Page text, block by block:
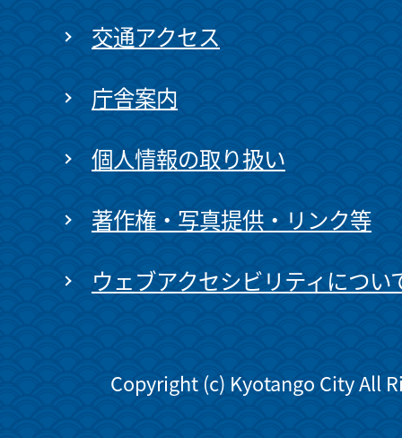
交通アクセス
庁舎案内
個人情報の取り扱い
著作権・写真提供・リンク等
ウェブアクセシビリティについ
Copyright (c) Kyotango City All